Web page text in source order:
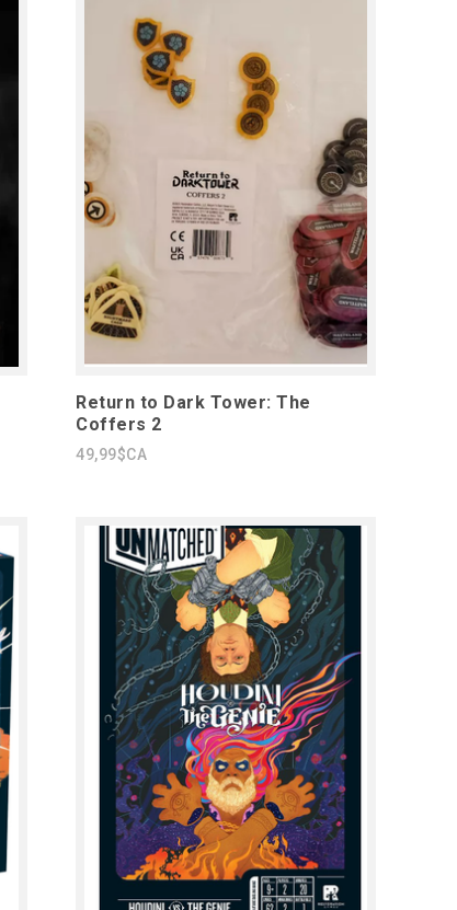
Return to Dark Tower: The
Coffers 2
49,99$CA